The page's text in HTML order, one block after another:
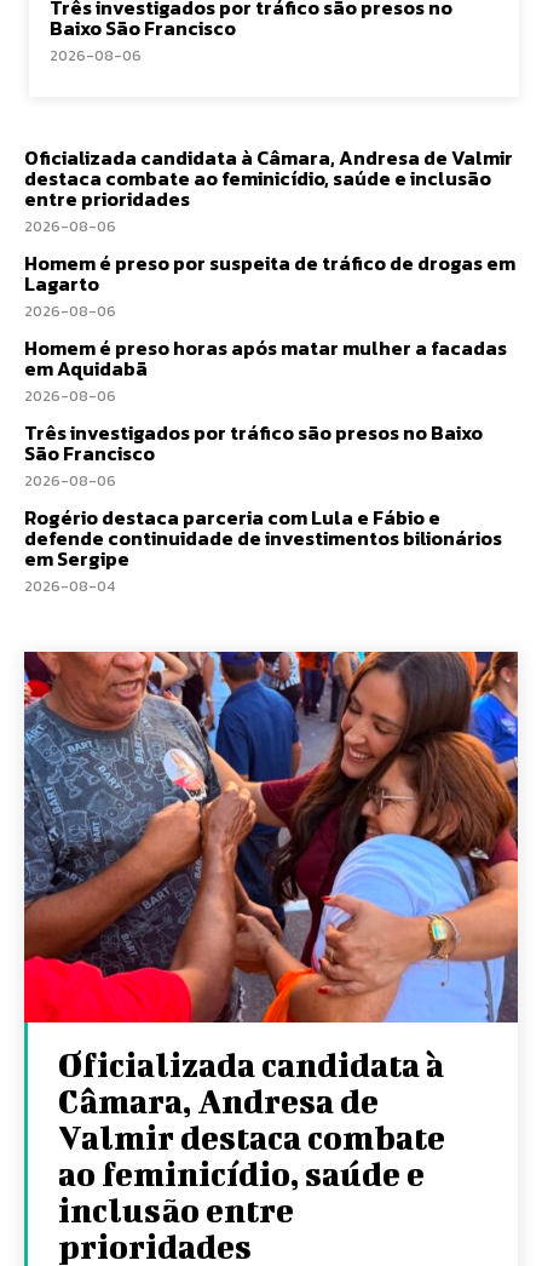
Três investigados por tráfico são presos no
Baixo São Francisco
2026-08-06
Oficializada candidata à Câmara, Andresa de Valmir
destaca combate ao feminicídio, saúde e inclusão
entre prioridades
2026-08-06
Homem é preso por suspeita de tráfico de drogas em
Lagarto
2026-08-06
Homem é preso horas após matar mulher a facadas
em Aquidabã
2026-08-06
Três investigados por tráfico são presos no Baixo
São Francisco
2026-08-06
Rogério destaca parceria com Lula e Fábio e
defende continuidade de investimentos bilionários
em Sergipe
2026-08-04
Oficializada candidata à
Câmara, Andresa de
Valmir destaca combate
ao feminicídio, saúde e
inclusão entre
prioridades